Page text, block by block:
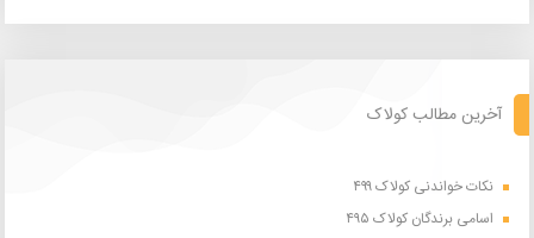
آخرین مطالب کولاک
نکات خواندنی کولاک ۴۹۹
اسامی برندگان کولاک ۴۹۵